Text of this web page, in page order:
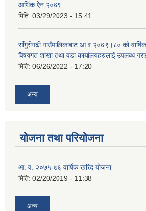
आर्थिक ऐेन २०७९
मिति: 03/29/2023 - 15:41
साँगुरीगढी गाउँपालिकाबाट आ.व २०७९।८० को
विषयगत शाखा तथा वडा कार्यालयहरुलाई उपलब्ध
मिति: 06/26/2022 - 17:20
अन्य
योजना तथा परियोजना
आ. व. २०७५-७६ वार्षिक खरिद योजना
मिति: 02/20/2019 - 11:38
अन्य